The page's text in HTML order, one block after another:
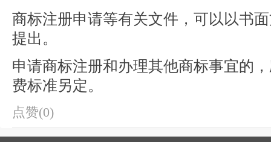
商标注册申请等有关文件，可以以书
提出。
申请商标注册和办理其他商标事宜的
费标准另定。
点赞(0)